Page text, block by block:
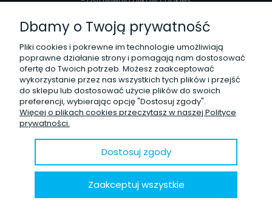
Reklamacje i zwroty
- Zwroty
- Odstąpienie od umowy
- Reklamacje
O firmie
- Kontakt
- Opinie Trustmate
- Blog
Dbamy o Twoją prywatność
Pliki cookies i pokrewne im technologie umożliwiają
poprawne działanie strony i pomagają nam dostosować
ofertę do Twoich potrzeb. Możesz zaakceptować
wykorzystanie przez nas wszystkich tych plików i przejść
do sklepu lub dostosować użycie plików do swoich
preferencji, wybierając opcję "Dostosuj zgody".
Więcej o plikach cookies przeczytasz w naszej Polityce
prywatności.
Dostosuj zgody
Zaakceptuj wszystkie